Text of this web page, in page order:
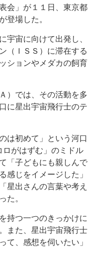
会」が１１日、東京都
登場した。
宙に向けて出発し、
（ＩＳＳ）に滞在する
ションやメダカの飼育
）では、その活動を多
に星出宇宙飛行士のテ
は初めて」という河口
ロがはずむ」のミドル
「子どもにも親しんで
感じをイメージした」
星出さんの言葉や考え
た。
持つ一つのきっかけに
また、星出宇宙飛行士
て、感想を伺いたい」